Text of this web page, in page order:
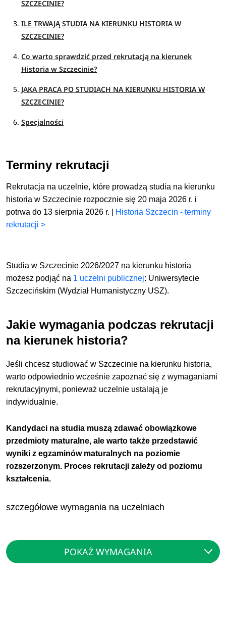
SZCZECINIE?
ILE TRWAJĄ STUDIA NA KIERUNKU HISTORIA W
SZCZECINIE?
Co warto sprawdzić przed rekrutacją na kierunek
Historia w Szczecinie?
JAKA PRACA PO STUDIACH NA KIERUNKU HISTORIA W
SZCZECINIE?
Specjalności
Terminy rekrutacji
Rekrutacja na uczelnie, które prowadzą studia na kierunku
historia w Szczecinie rozpocznie się 20 maja 2026 r. i
potrwa do 13 sierpnia 2026 r. |
Historia Szczecin - terminy
rekrutacji >
Studia w Szczecinie 2026/2027 na kierunku historia
możesz podjąć na 1 uczelni publicznej: Uniwersytecie
Szczecińskim (Wydział Humanistyczny USZ).
Jakie wymagania podczas rekrutacji
na kierunek historia?
Jeśli chcesz studiować w Szczecinie na kierunku historia,
warto odpowiednio wcześnie zapoznać się z wymaganiami
rekrutacyjnymi, ponieważ uczelnie ustalają je
indywidualnie.
Kandydaci na studia muszą zdawać obowiązkowe
przedmioty maturalne, ale warto także przedstawić
wyniki z egzaminów maturalnych na poziomie
rozszerzonym. Proces rekrutacji zależy od poziomu
kształcenia.
szczegółowe wymagania na uczelniach
POKAŻ WYMAGANIA